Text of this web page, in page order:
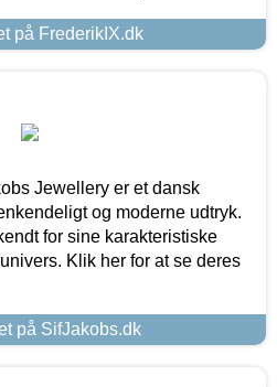
på FrederikIX.dk
Jewellery er et dansk
og moderne udtryk.
for sine karakteristiske
Klik her for at se deres
på SifJakobs.dk